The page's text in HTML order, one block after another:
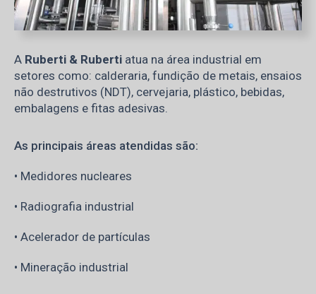
A Ruberti & Ruberti atua na área industrial em
setores como: calderaria, fundição de metais, ensaios
não destrutivos (NDT), cervejaria, plástico, bebidas,
embalagens e fitas adesivas.
As principais áreas atendidas são:
• Medidores nucleares
• Radiografia industrial
• Acelerador de partículas
• Mineração industrial